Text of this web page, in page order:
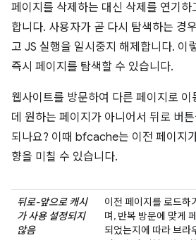
페이지를 삭제하는 대신 삭제를 연기하
합니다. 사용자가 곧 다시 탐색하는 경
고 JS 실행을 일시중지 해제합니다. 이
즉시 페이지를 탐색할 수 있습니다.
웹사이트를 방문하여 다른 페이지로
데 원하는 페이지가 아니어서 뒤로 버
되나요? 이때 bfcache는 이전 페이지
향을 미칠 수 있습니다.
뒤로-앞으로 캐시
가 사용 설정되지
않음
이전 페이지를 로드하
며, 반복 방문에 맞게
되었는지에 따라 브라